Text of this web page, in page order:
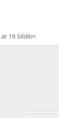
ar 16 bildēm